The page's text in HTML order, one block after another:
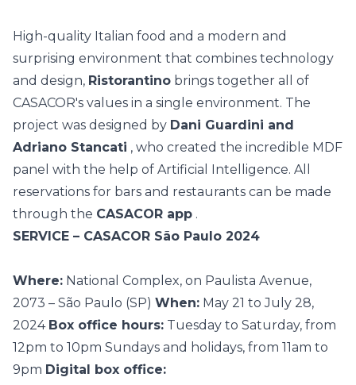
High-quality Italian food and a modern and
surprising environment that combines technology
and design, Ristorantino brings together all of
CASACOR's values in a single environment. The
project was designed by Dani Guardini and
Adriano Stancati , who created the incredible MDF
panel with the help of Artificial Intelligence. All
reservations for bars and restaurants can be made
through the CASACOR app .
SERVICE – CASACOR São Paulo 2024
Where: National Complex, on Paulista Avenue,
2073 – São Paulo (SP) When: May 21 to July 28,
2024 Box office hours: Tuesday to Saturday, from
12pm to 10pm Sundays and holidays, from 11am to
9pm Digital box office: